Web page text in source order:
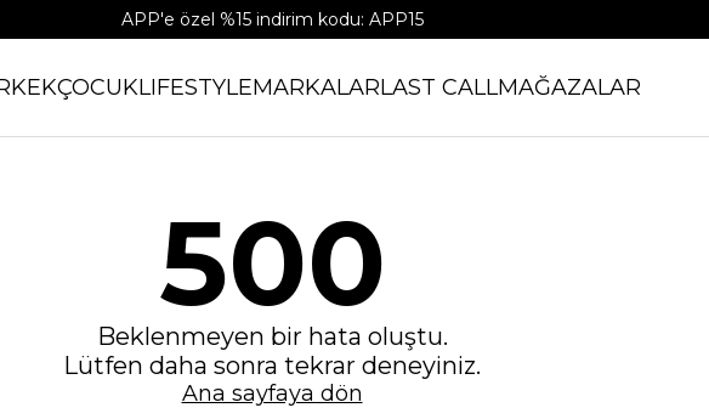
APP'e özel %15 indirim kodu: APP15
ÇOCUKLIFESTYLEMARKALARLAST CALLMAĞAZALAR
500
Beklenmeyen bir hata oluştu.
Lütfen daha sonra tekrar deneyiniz.
Ana sayfaya dön